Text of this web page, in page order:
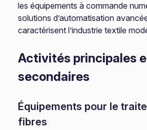
les équipements à commande
solutions d’automatisation
caractérisent l’industrie textile
Activités principales
secondaires
Équipements pour le
fibres